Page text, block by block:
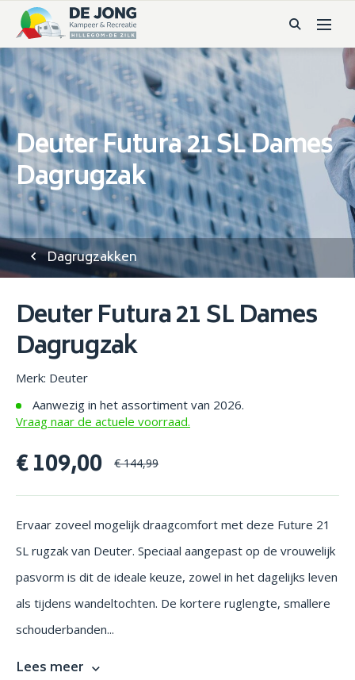
Deuter Futura 21 SL Dames
Dagrugzak
Dagrugzakken
Deuter Futura 21 SL Dames
Dagrugzak
Merk: Deuter
Aanwezig in het assortiment van 2026.
Vraag naar de actuele voorraad.
€ 109,00 € 144,99
Ervaar zoveel mogelijk draagcomfort met deze Future 21
SL rugzak van Deuter. Speciaal aangepast op de vrouwelijk
pasvorm is dit de ideale keuze, zowel in het dagelijks leven
als tijdens wandeltochten. De kortere ruglengte, smallere
schouderbanden...
Lees meer